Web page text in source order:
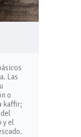
Las
o
kaffir;
y el